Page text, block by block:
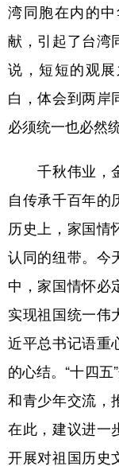
湾同胞在内的
献，引起了台湾
说，短短的观
白，体会到两岸
必须统一也必然
千秋伟业，金
自传承千百年的
历史上，家国情
认同的纽带。今
中，家国情怀必
实现祖国统一伟
近平总书记语重
的心结。“十四
和青少年交流，
在此，建议进一
开展对祖国历史